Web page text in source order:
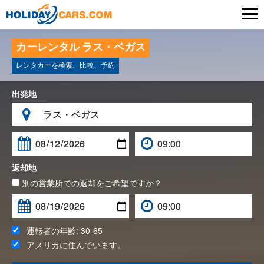
カーレンタル ラス・ベガス
レンタカーを検索、比較、予約
出発地


返却地
別の営業所での返却をご希望ですか？
運転者の年齢: 30-65
アメリカに住んでいます。